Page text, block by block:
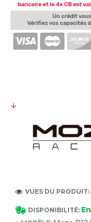
DISPONIBILITÉ:
VUES DU